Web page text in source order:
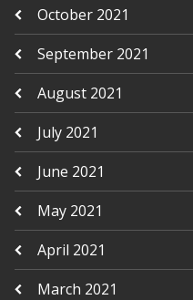
October 2021
September 2021
August 2021
July 2021
June 2021
May 2021
April 2021
March 2021